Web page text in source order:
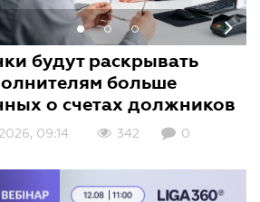
будут раскрывать
больше
о счетах должников
09:14 342 0
10:01 403 0
09:00 152 0